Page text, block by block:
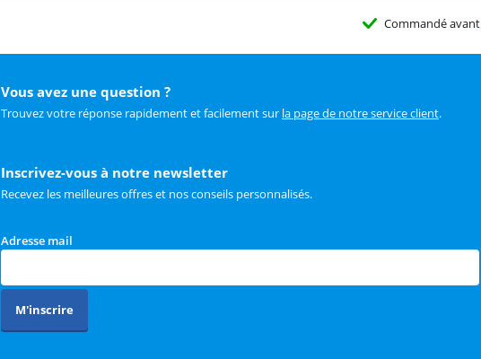
Commandé avant
Vous avez une question ?
Trouvez votre réponse rapidement et facilement sur la page de notre service client.
Inscrivez-vous à notre newsletter
Recevez les meilleures offres et nos conseils personnalisés.
Adresse mail
M'inscrire